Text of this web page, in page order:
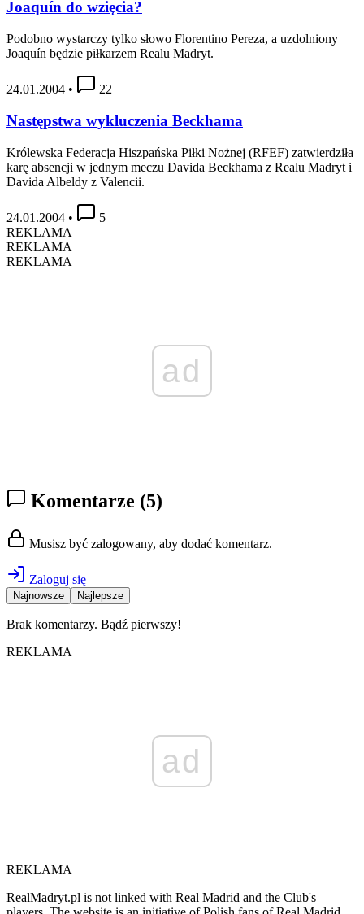
Joaquín do wzięcia?
Podobno wystarczy tylko słowo Florentino Pereza, a uzdolniony
Joaquín będzie piłkarzem Realu Madryt.
24.01.2004 • 22
Następstwa wykluczenia Beckhama
Królewska Federacja Hiszpańska Piłki Nożnej (RFEF) zatwierdziła
karę absencji w jednym meczu Davida Beckhama z Realu Madryt i
Davida Albeldy z Valencii.
24.01.2004 •
5
REKLAMA
REKLAMA
REKLAMA
ad
Komentarze (5)
Musisz być zalogowany, aby dodać komentarz.
Zaloguj się
Najnowsze Najlepsze
Brak komentarzy. Bądź pierwszy!
REKLAMA
ad
REKLAMA
RealMadryt.pl is not linked with Real Madrid and the Club's